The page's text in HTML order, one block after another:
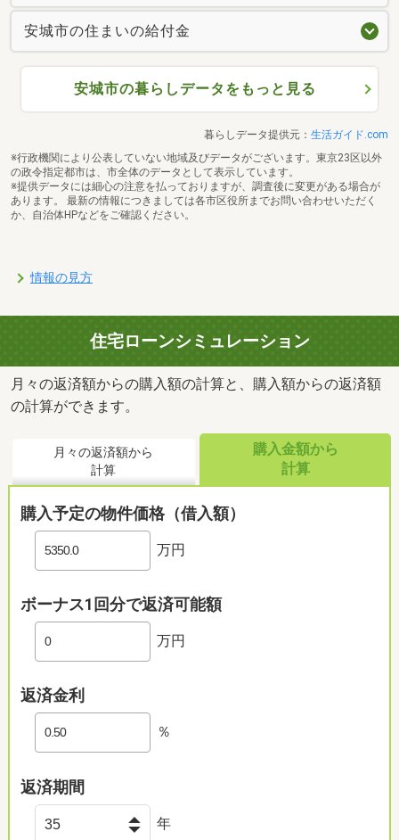
安城市の住まいの給付金
安城市の暮らしデータをもっと見る
暮らしデータ提供元： 生活ガイド.com
※行政機関により公表していない地域及びデータがございます。東京23区以外
の政令指定都市は、市全体のデータとして表示しています。
※提供データには細心の注意を払っておりますが、調査後に変更がある場合が
あります。 最新の情報につきましては各市区役所までお問い合わせいただく
か、自治体HPなどをご確認ください。
情報の見方
住宅ローンシミュレーション
月々の返済額からの購入額の計算と、購入額からの返済額
の計算ができます。
月々の返済額から
計算
購入金額から
計算
購入予定の物件価格（借入額）
万円
ボーナス1回分で返済可能額
万円
返済金利
％
返済期間
年